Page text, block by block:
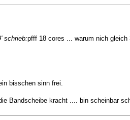
schrieb:pfff 18 cores ... warum nich gleich
bisschen sinn frei.
Bandscheibe kracht .... bin scheinbar